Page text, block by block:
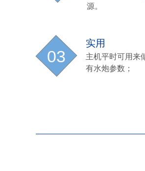
源。
03
实用
主机平时可用来
有水炮参数；